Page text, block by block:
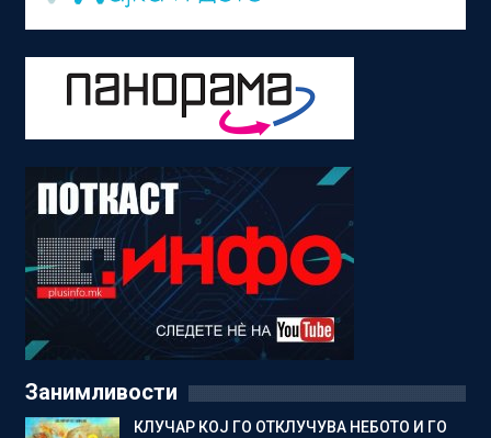
Занимливости
КЛУЧАР КОЈ ГО ОТКЛУЧУВА НЕБОТО И ГО